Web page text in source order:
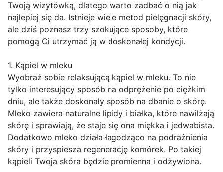
Twoją wizytówką, dlatego warto zadbać o nią jak
najlepiej się da. Istnieje wiele metod pielęgnacji skóry,
ale dziś poznasz trzy szokujące sposoby, które
pomogą Ci utrzymać ją w doskonałej kondycji.
1. Kąpiel w mleku
Wyobraź sobie relaksującą kąpiel w mleku. To nie
tylko interesujący sposób na odprężenie po ciężkim
dniu, ale także doskonały sposób na dbanie o skórę.
Mleko zawiera naturalne lipidy i białka, które nawilżają
skórę i sprawiają, że staje się ona miękka i jedwabista.
Dodatkowo mleko działa łagodząco na podrażnienia
skóry i przyspiesza regenerację komórek. Po takiej
kąpieli Twoja skóra będzie promienna i odżywiona.